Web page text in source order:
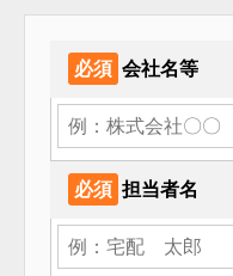
必須 会社名等
必須 担当者名